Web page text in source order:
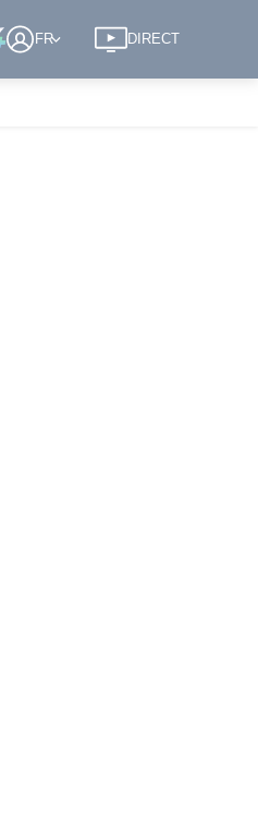
FR DIRECT